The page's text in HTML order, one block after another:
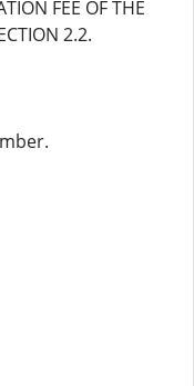
FEE OF THE
2.2.